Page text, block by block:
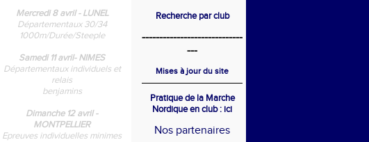
Mercredi 8 avril - LUNEL
Départementaux 30/34
1000m/Durée/Steeple
Samedi 11 avril- NIMES
Départementaux individuels et
relais
benjamins
Dimanche 12 avril -
MONTPELLIER
Epreuves individuelles minimes
Recherche par club
-----------------------------
---
Mises à jour du site
Pratique de la Marche
Nordiqueen club : ici
Nos partenaires